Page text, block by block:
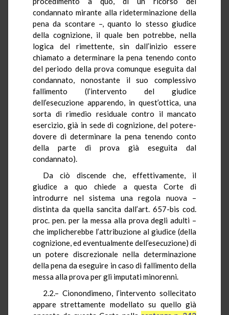
condannato mirante alla rideterminazione della
pena da scontare –, quanto lo stesso giudice
della cognizione, il quale ben potrebbe, nella
logica del rimettente, sin dall’inizio essere
chiamato a determinare la pena tenendo conto
del periodo della prova comunque eseguita dal
condannato, nonostante il suo complessivo
fallimento (l’intervento del giudice
dell’esecuzione apparendo, in quest’ottica, una
sorta di rimedio residuale contro il mancato
esercizio, già in sede di cognizione, del potere-
dovere di determinare la pena tenendo conto
della parte di prova già eseguita dal
condannato).
Da ciò discende che, effettivamente, il
giudice a quo chiede a questa Corte di
introdurre nel sistema una regola nuova –
distinta da quella sancita dall’art. 657-bis cod.
proc. pen. per la messa alla prova degli adulti –
che implicherebbe l’attribuzione al giudice (della
cognizione, ed eventualmente dell’esecuzione) di
un potere discrezionale nella determinazione
della pena da eseguire in caso di fallimento della
messa alla prova per gli imputati minorenni.
2.2.– Cionondimeno, l’intervento sollecitato
appare strettamente modellato su quello già